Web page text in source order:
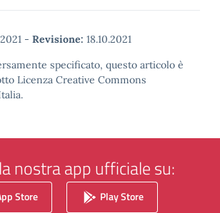
- Revisione: 18.10.2021
specificato, questo articolo è
Licenza Creative Commons
nostra app ufficiale su:
Store Play Store